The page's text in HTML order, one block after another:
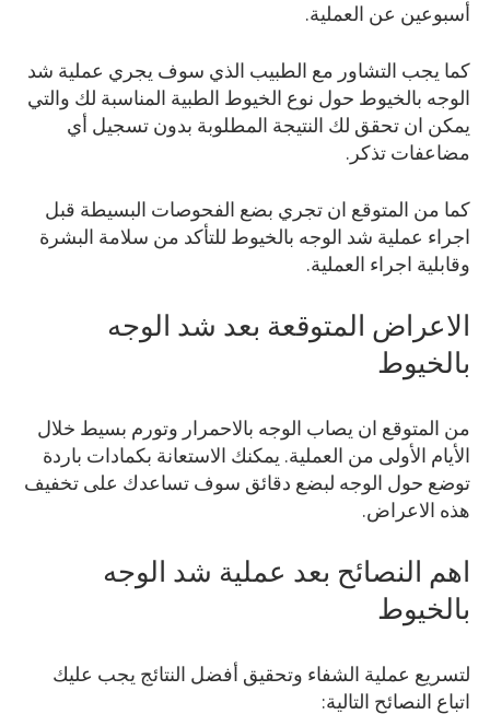
أسبوعين عن العملية.
كما يجب التشاور مع الطبيب الذي سوف يجري عملية شد
الوجه بالخيوط حول نوع الخيوط الطبية المناسبة لك والتي
يمكن ان تحقق لك النتيجة المطلوبة بدون تسجيل أي
مضاعفات تذكر.
كما من المتوقع ان تجري بضع الفحوصات البسيطة قبل
اجراء عملية شد الوجه بالخيوط للتأكد من سلامة البشرة
وقابلية اجراء العملية.
الاعراض المتوقعة بعد شد الوجه
بالخيوط
من المتوقع ان يصاب الوجه بالاحمرار وتورم بسيط خلال
الأيام الأولى من العملية. يمكنك الاستعانة بكمادات باردة
توضع حول الوجه لبضع دقائق سوف تساعدك على تخفيف
هذه الاعراض.
اهم النصائح بعد عملية شد الوجه
بالخيوط
لتسريع عملية الشفاء وتحقيق أفضل النتائج يجب عليك
اتباع النصائح التالية: